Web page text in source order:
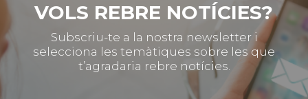
VOLS REBRE NOTÍCIES?
Subscriu-te a la nostra newsletter i
selecciona les temàtiques sobre les que
t’agradaria rebre notícies.